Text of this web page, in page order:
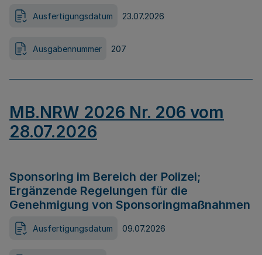
Ausfertigungsdatum 23.07.2026
Ausgabennummer 207
MB.NRW 2026 Nr. 206 vom
28.07.2026
Sponsoring im Bereich der Polizei;
Ergänzende Regelungen für die
Genehmigung von Sponsoringmaßnahmen
Ausfertigungsdatum 09.07.2026